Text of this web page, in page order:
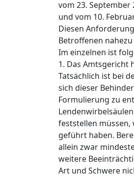
vom 23. September
und vom 10.
Diesen
Betroffenen
Im einzelnen ist
1. Das Amtsgericht
Tatsächlich ist bei
sich dieser
Formulierung zu
feststellen
geführt haben.
allein zwar
weitere
Art und Schwere